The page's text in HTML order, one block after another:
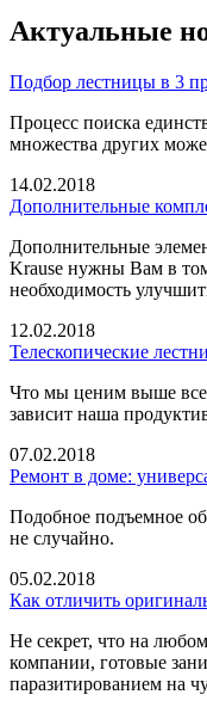
Актуальные
Подбор лестницы в 3
Процесс поиска
множества других
14.02.2018
Дополнительные
Дополнительные
Krause нужны Вам в том
необходимость
12.02.2018
Телескопические
Что мы ценим выше
зависит наша
07.02.2018
Ремонт в доме:
Подобное подъемное
не случайно.
05.02.2018
Как отличить
Не секрет, что на
компании, готовые
паразитированием на